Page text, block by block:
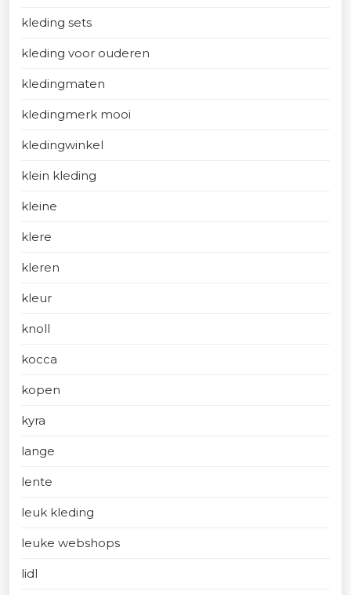
kleding sets
kleding voor ouderen
kledingmaten
kledingmerk mooi
kledingwinkel
klein kleding
kleine
klere
kleren
kleur
knoll
kocca
kopen
kyra
lange
lente
leuk kleding
leuke webshops
lidl